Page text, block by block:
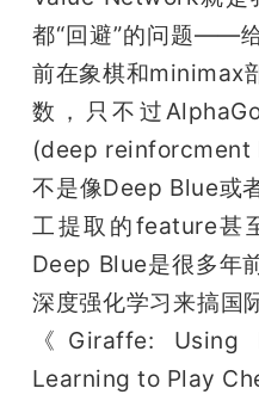
都“回避”的问题——
前在象棋和minimax
数，只不过
(deep reinforcment
不是像Deep Blue或
工提取的feature甚
Deep Blue是很多年
深度强化学习来搞国
《Giraffe: Using
Learning to Play